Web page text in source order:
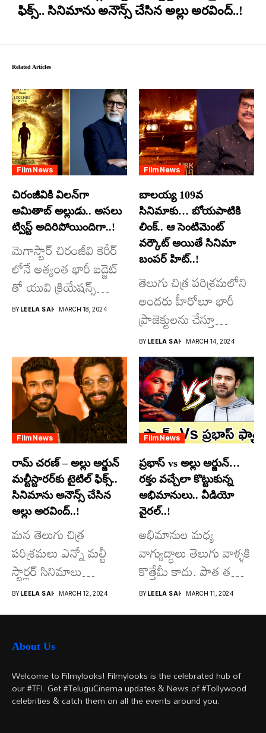
ఫిక్స్.. సినిమాను అనౌన్స్ చేసిన అల్లు అరవింద్..!
Related Articles
Film News
చిరంజీవికి విలన్‌గా
అమితాబ్ అల్లుడు.. అసలు
ట్విస్ట్ అదిరిపోయిందిగా..!
మెగాస్టార్ చిరంజీవి కెరీర్
లోనే అత్యంత భారీ బడ్జెట్
తో యువి క్రియేషన్స్
రూపొందిస్తున్న
BYLEELA SAI MARCH 18, 2024
Film News
బాలయ్య 109వ
సినిమాకు… బోయపాటికి
లింక్.. ఆ సెంటిమెంట్
వర్కౌట్ అయితే సినిమా
బంపర్ హిట్..!
తెలుగు చిత్ర పరిశ్రమలోని
అందరు హీరోలూ భారీ
ప్రాజెక్టులను చేస్తూ
దూసుకుపోతోన్నారు.
అందులో కొందరు
మాత్రమే...
BYLEELA SAI MARCH 14, 2024
Film News
రామ్ చరణ్ – అల్లు అర్జున్
మల్టీస్టారర్​కు టైటిల్ ఫిక్స్..
సినిమాను అనౌన్స్ చేసిన
అల్లు అరవింద్..!
మన తెలుగు చిత్ర
పరిశ్రమలు ఎన్నో మల్టీ
స్టార్లర్ సినిమాలు
వచ్చాయి.. కొన్ని సినిమాలు
అయితే...
BYLEELA SAI MARCH 12, 2024
Film News
ప్రభాస్ vs అల్లు అర్జున్…
రక్తం వచ్చేలా కొట్టుకున్న
అభిమానులు.. వీడియో
వైరల్..!
అభిమానుల మధ్య
వాగ్యుద్ధాలు తెలుగు వాళ్ళకి
కొత్తేమీ కాదు. పాత తరం
నటుల నుంచి నేటి...
BYLEELA SAI MARCH 11, 2024
About Us
Welcome to Filmylooks! Filmylooks is the celebrated hub of
our #TFI. Get #TeluguCinema updates & News of #Tollywood
celebrities & catch them on all the events around you.